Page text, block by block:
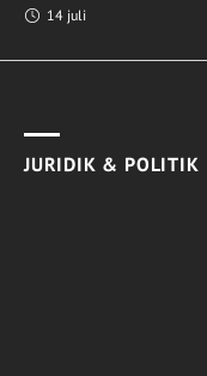
14 juli
JURIDIK & POLITIK